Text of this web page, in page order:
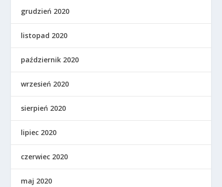
grudzień 2020
listopad 2020
październik 2020
wrzesień 2020
sierpień 2020
lipiec 2020
czerwiec 2020
maj 2020